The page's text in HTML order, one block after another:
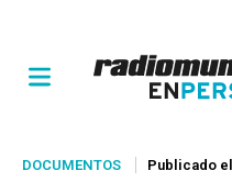
DOCUMENTOS Publicado